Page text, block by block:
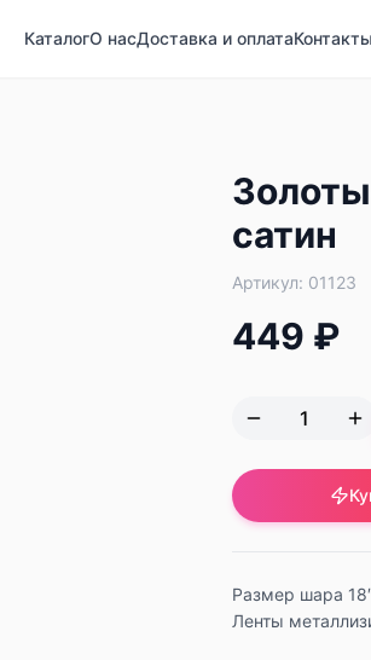
КаталогО насДоставка и оплатаКонтакты
сатин
Артикул: 01123
449 ₽
Размер шара
Ленты